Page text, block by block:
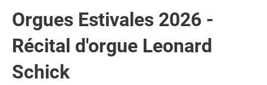
Orgues Estivales 2026 -
Récital d'orgue Leonard
Schick